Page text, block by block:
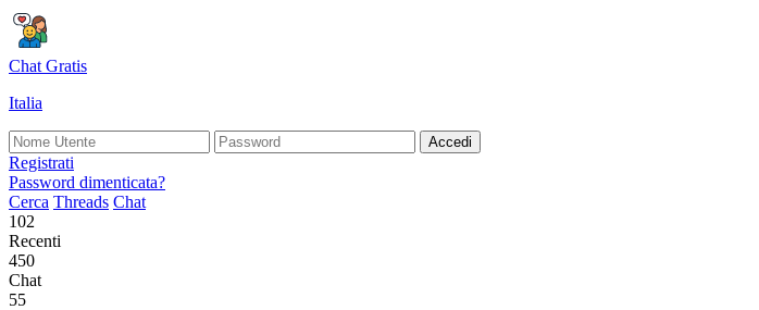
Chat Gratis
Italia
Accedi
Registrati
Password dimenticata?
Cerca Threads Chat
102
Recenti
450
Chat
55